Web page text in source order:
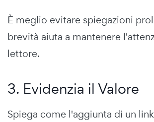
È meglio evitare spiegazioni
brevità aiuta a mantenere
lettore.
3. Evidenzia il Valore
Spiega come l'aggiunta di un